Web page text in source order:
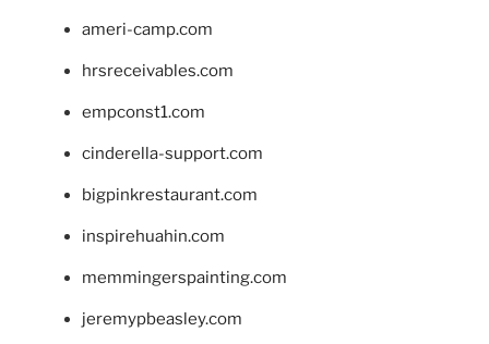
ameri-camp.com
hrsreceivables.com
empconst1.com
cinderella-support.com
bigpinkrestaurant.com
inspirehuahin.com
memmingerspainting.com
jeremypbeasley.com